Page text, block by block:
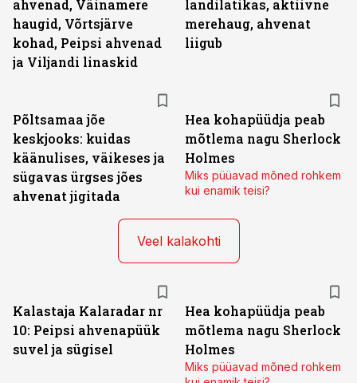
ahvenad, Väinamere
haugid, Võrtsjärve
kohad, Peipsi ahvenad
ja Viljandi linaskid
landilatikas, aktiivne
merehaug, ahvenat
liigub
Põltsamaa jõe
keskjooks: kuidas
käänulises, väikeses ja
sügavas ürgses jões
ahvenat jigitada
Hea kohapüüdja peab
mõtlema nagu Sherlock
Holmes
Miks püüavad mõned rohkem
kui enamik teisi?
Veel kalakohti
Kalastaja Kalaradar nr
10: Peipsi ahvenapüük
suvel ja sügisel
Hea kohapüüdja peab
mõtlema nagu Sherlock
Holmes
Miks püüavad mõned rohkem